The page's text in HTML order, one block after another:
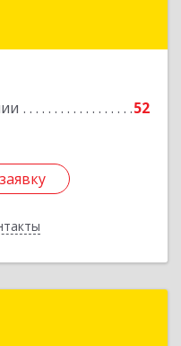
52
Новоалтайск г,